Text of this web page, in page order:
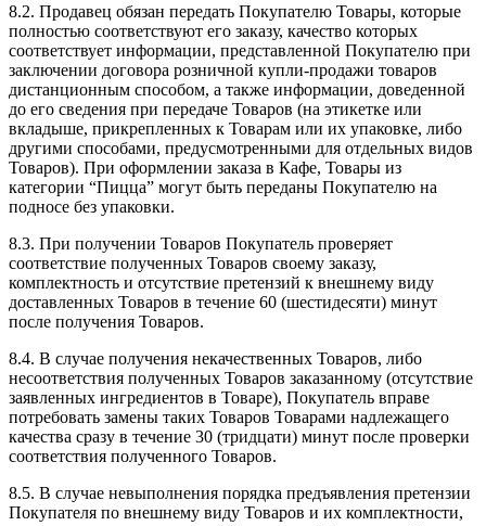
8.2. Продавец обязан передать Покупателю Товары, которые
полностью соответствуют его заказу, качество которых
соответствует информации, представленной Покупателю при
заключении договора розничной купли-продажи товаров
дистанционным способом, а также информации, доведенной
до его сведения при передаче Товаров (на этикетке или
вкладыше, прикрепленных к Товарам или их упаковке, либо
другими способами, предусмотренными для отдельных видов
Товаров). При оформлении заказа в Кафе, Товары из
категории “Пицца” могут быть переданы Покупателю на
подносе без упаковки.
8.3. При получении Товаров Покупатель проверяет
соответствие полученных Товаров своему заказу,
комплектность и отсутствие претензий к внешнему виду
доставленных Товаров в течение 60 (шестидесяти) минут
после получения Товаров.
8.4. В случае получения некачественных Товаров, либо
несоответствия полученных Товаров заказанному (отсутствие
заявленных ингредиентов в Товаре), Покупатель вправе
потребовать замены таких Товаров Товарами надлежащего
качества сразу в течение 30 (тридцати) минут после проверки
соответствия полученного Товаров.
8.5. В случае невыполнения порядка предъявления претензии
Покупателя по внешнему виду Товаров и их комплектности,